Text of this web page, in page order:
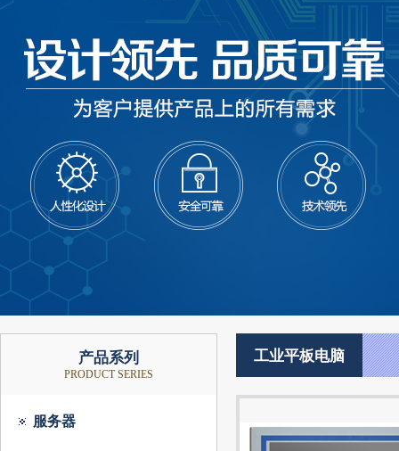
产品系列
PRODUCT SERIES
服务器
工业平板电脑